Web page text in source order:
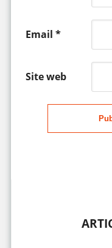
Email *
Site web